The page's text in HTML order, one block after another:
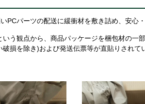
パーツの配送に緩衝材を敷き詰め、安心
う観点から、商品パッケージを梱包材の
損を除き)および発送伝票等が直貼りされ